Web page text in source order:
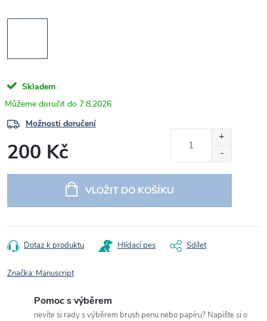
Skladem
7.8.2026
Možnosti doručení
200 Kč
VLOŽIT DO KOŠÍKU
Dotaz k produktu Hlídací pes Sdílet
Značka: Manuscript
Pomoc s výběrem
nevíte si rady s výběrem brush penu nebo papíru? Napište si o